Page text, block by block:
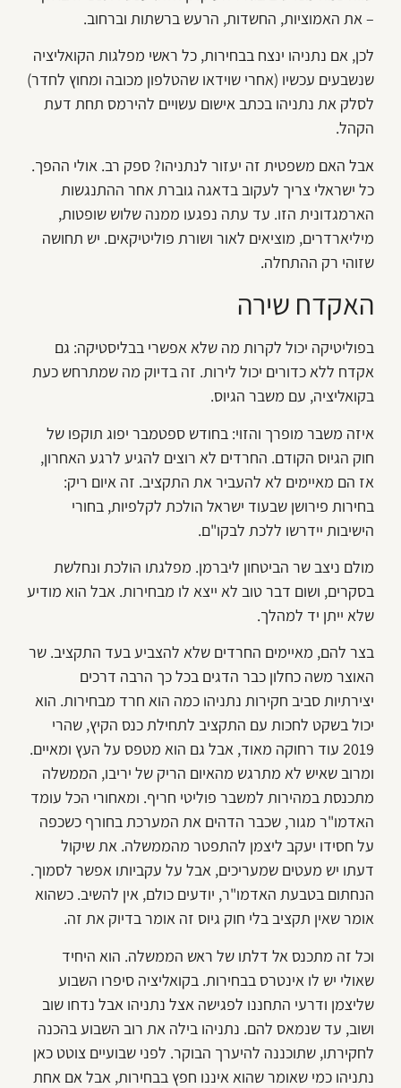
– את האמוציות, החשדות, הרעש ברשתות וברחוב.
לכן, אם נתניהו ינצח בבחירות, כל ראשי מפלגות הקואליציה
שנשבעים עכשיו (אחרי שוידאו שהטלפון מכובה ומחוץ לחדר)
לסלק את נתניהו בכתב אישום עשויים להירמס תחת דעת
הקהל.
אבל האם משפטית זה יעזור לנתניהו? ספק רב. אולי ההפך.
כל ישראלי צריך לעקוב בדאגה גוברת אחר ההתנגשות
הארמגדונית הזו. עד עתה נפגעו ממנה שלוש שופטות,
מיליארדרים, מוציאים לאור ושורת פוליטיקאים. יש תחושה
שזוהי רק ההתחלה.
האקדח שירה
בפוליטיקה יכול לקרות מה שלא אפשרי בבליסטיקה: גם
אקדח ללא כדורים יכול לירות. זה בדיוק מה שמתרחש כעת
בקואליציה, עם משבר הגיוס.
איזה משבר מופרך והזוי: בחודש ספטמבר יפוג תוקפו של
חוק הגיוס הקודם. החרדים לא רוצים להגיע לרגע האחרון,
אז הם מאיימים לא להעביר את התקציב. זה איום ריק:
בחירות פירושן שבעוד ישראל הולכת לקלפיות, בחורי
הישיבות יידרשו ללכת לבקו"ם.
מולם ניצב שר הביטחון ליברמן. מפלגתו הולכת ונחלשת
בסקרים, ושום דבר טוב לא ייצא לו מבחירות. אבל הוא מודיע
שלא ייתן יד למהלך.
בצר להם, מאיימים החרדים שלא להצביע בעד התקציב. שר
האוצר משה כחלון כבר הדגים בכל כך הרבה דרכים
יצירתיות סביב חקירות נתניהו כמה הוא חרד מבחירות. הוא
יכול בשקט לחכות עם התקציב לתחילת כנס הקיץ, שהרי
2019 עוד רחוקה מאוד, אבל גם הוא מטפס על העץ ומאיים.
ומרוב שאיש לא מתרגש מהאיום הריק של יריבו, הממשלה
מתכנסת במהירות למשבר פוליטי חריף. ומאחורי הכל עומד
האדמו"ר מגור, שכבר הדהים את המערכת בחורף כשכפה
על חסידו יעקב ליצמן להתפטר מהממשלה. את שיקול
דעתו יש מעטים שמעריכים, אבל על עקביותו אפשר לסמוך.
הנחתום בטבעת האדמו"ר, יודעים כולם, אין להשיב. כשהוא
אומר שאין תקציב בלי חוק גיוס זה אומר בדיוק את זה.
וכל זה מתכנס אל דלתו של ראש הממשלה. הוא היחיד
שאולי יש לו אינטרס בבחירות. בקואליציה סיפרו השבוע
שליצמן ודרעי התחננו לפגישה אצל נתניהו אבל נדחו שוב
ושוב, עד שנמאס להם. נתניהו בילה את רוב השבוע בהכנה
לחקירתו, שתוכננה להיערך הבוקר. לפני שבועיים צוטט כאן
נתניהו כמי שאומר שהוא איננו חפץ בבחירות, אבל אם אחת